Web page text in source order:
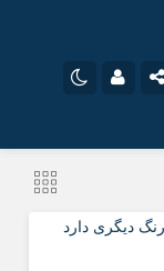
دیگری دارد